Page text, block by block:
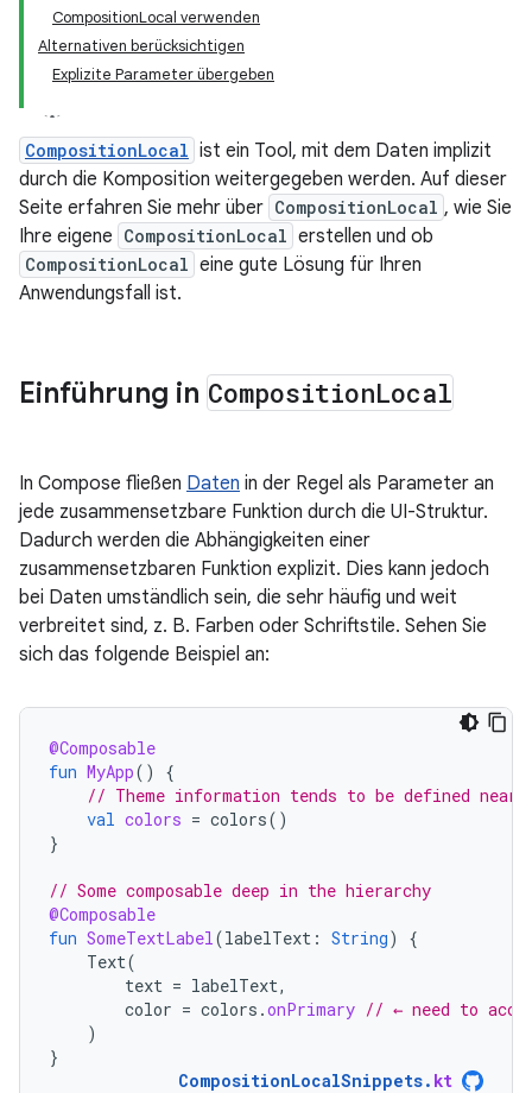
CompositionLocal verwenden
Alternativen berücksichtigen
Explizite Parameter übergeben
CompositionLocal ist ein Tool, mit dem Daten implizit
durch die Komposition weitergegeben werden. Auf dieser
Seite erfahren Sie mehr über CompositionLocal , wie Sie
Ihre eigene CompositionLocal erstellen und ob
CompositionLocal eine gute Lösung für Ihren
Anwendungsfall ist.
Einführung in CompositionLocal
In Compose fließen Daten in der Regel als Parameter an
jede zusammensetzbare Funktion durch die UI-Struktur.
Dadurch werden die Abhängigkeiten einer
zusammensetzbaren Funktion explizit. Dies kann jedoch
bei Daten umständlich sein, die sehr häufig und weit
verbreitet sind, z. B. Farben oder Schriftstile. Sehen Sie
sich das folgende Beispiel an:
@Composable
fun MyApp()
{
// Theme information tends to be defined
val colors = colors()
}
// Some composable deep in the hierarchy
@Composable
fun SomeTextLabel(labelText : String)
{
Text(
text = labelText,
color = colors .onPrimary // ← need to
)
}
CompositionLocalSnippets. kt